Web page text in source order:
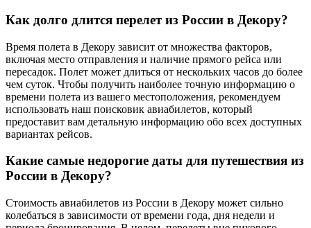
Как долго длится перелет из России в Декору?
Время полета в Декору зависит от множества факторов,
включая место отправления и наличие прямого рейса или
пересадок. Полет может длиться от нескольких часов до более
чем суток. Чтобы получить наиболее точную информацию о
времени полета из вашего местоположения, рекомендуем
использовать наш поисковик авиабилетов, который
предоставит вам детальную информацию обо всех доступных
вариантах рейсов.
Какие самые недорогие даты для путешествия из
России в Декору?
Стоимость авиабилетов из России в Декору может сильно
колебаться в зависимости от времени года, дня недели и